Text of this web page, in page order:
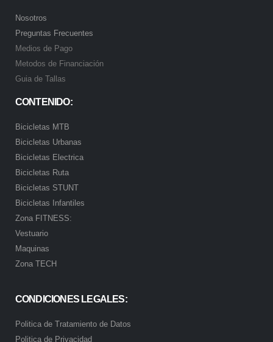
Nosotros
Preguntas Frecuentes
Medios de Pago
Metodos de Financiación
Guia de Tallas
CONTENIDO:
Bicicletas MTB
Bicicletas Urbanas
Bicicletas Electrica
Bicicletas Ruta
Bicicletas STUNT
Bicicletas Infantiles
Zona FITNESS:
Vestuario
Maquinas
Zona TECH
CONDICIONES LEGALES:
Politica de Tratamiento de Datos
Politica de Privacidad